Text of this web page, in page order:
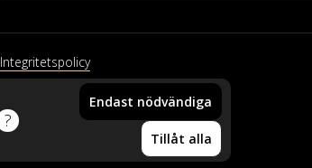
Din vara har lagts i
Integritetspolicy
Endast nödvändiga
Tillåt alla